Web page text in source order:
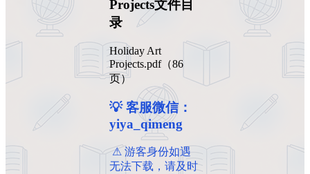
Projects文件目
录
Holiday Art
Projects.pdf（86
页）
💡 客服微信：
yiya_qimeng
️ ️⚠ 游客身份如遇
无法下载，请及时